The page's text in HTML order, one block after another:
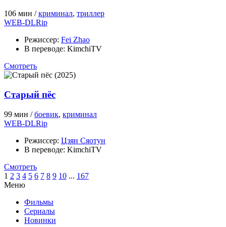
106 мин /криминал, триллер
WEB-DLRip
Режиссер: Fei Zhao
В переводе: KimchiTV
Смотреть
Старый пёс
99 мин /боевик, криминал
WEB-DLRip
Режиссер: Цзян Сяотун
В переводе: KimchiTV
Смотреть
1 2 3 4 5 6 7 8 9 10 ... 167
Меню
Фильмы
Сериалы
Новинки